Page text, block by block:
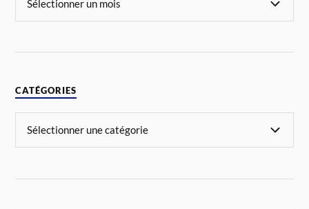
CATÉGORIES